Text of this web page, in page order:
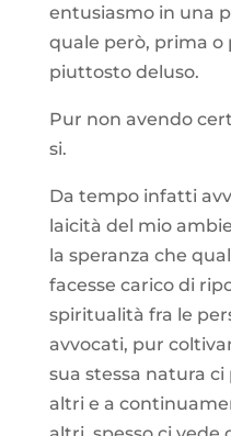
entusiasmo in una
quale però, prima o
piuttosto deluso.
Pur non avendo
si.
Da tempo infatti
laicità del mio
la speranza che
facesse carico di
spiritualità fra le
avvocati, pur
sua stessa natura
altri e a